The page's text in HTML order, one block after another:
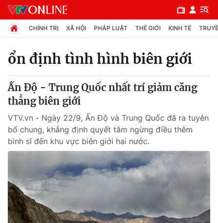
Chuyên mục
Chính trị
Xã hội
Pháp luật
Y tế
Thế giới
CHÍNH TRỊ XÃ HỘI PHÁP LUẬT THẾ GIỚI KINH TẾ
ổn định tình hình biên giới
Ấn Độ - Trung Quốc nhất trí giảm căng
thẳng biên giới
VTV.vn - Ngày 22/9, Ấn Độ và Trung Quốc đã ra tuyên
bố chung, khẳng định quyết tâm ngừng điều thêm
binh sĩ đến khu vực biên giới hai nước.